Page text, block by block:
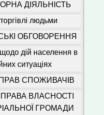
ДІЯЛЬНІСТЬ
людьми
ОБГОВОРЕННЯ
дій населення в
ситуаціях
СПОЖИВАЧІВ
ВЛАСНОСТІ
ГРОМАДИ